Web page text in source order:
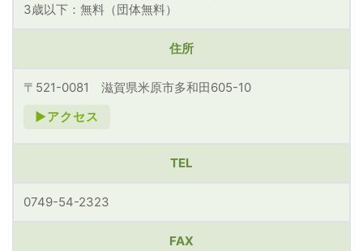
3歳以下：無料（団体無料）
住所
〒521-0081 滋賀県米原市多和田605-10
►アクセス
TEL
0749-54-2323
FAX